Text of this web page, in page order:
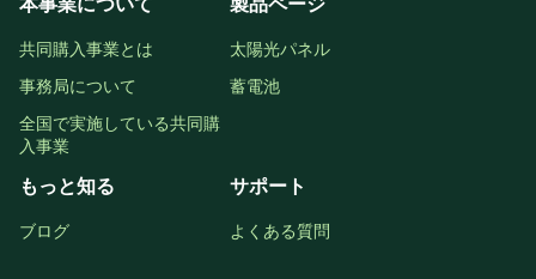
共同購入事業とは
事務局について
全国で実施している共同購
入事業
太陽光パネル
蓄電池
もっと知る
ブログ
サポート
よくある質問